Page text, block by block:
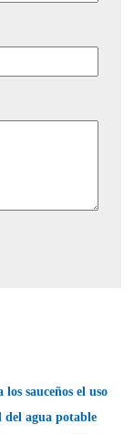
sauceños el uso
del agua potable